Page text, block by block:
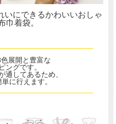
いにできるかわいいおしゃ
巾着袋。
展開と豊富な
ングです。
通してあるため、
に行えます。